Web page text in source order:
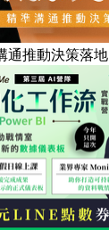
通推動決策落地